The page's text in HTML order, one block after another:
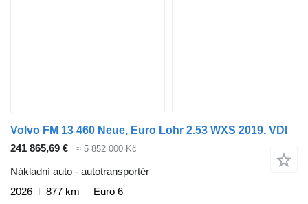
Volvo FM 13 460 Neue, Euro Lohr 2.53 WXS 2019, VDI
241 865,69 €
≈ 5 852 000 Kč
Nákladní auto - autotransportér
2026
877 km
Euro 6